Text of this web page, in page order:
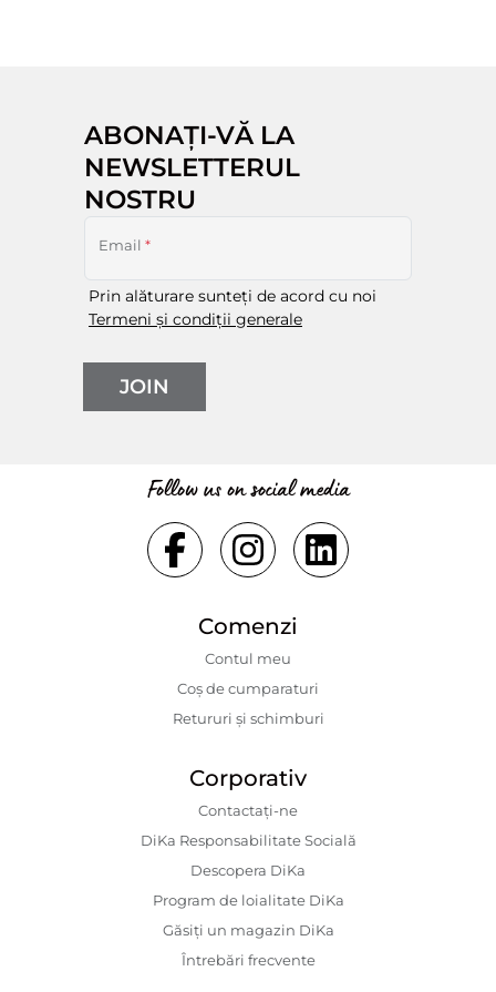
ABONAȚI-VĂ LA
NEWSLETTERUL
NOSTRU
Email *
Prin alăturare sunteți de acord cu noi
Termeni și condiții generale
JOIN
Follow us on social media
Comenzi
Contul meu
Coș de cumparaturi
Retururi și schimburi
Corporativ
Contactaţi-ne
DiKa Responsabilitate Socială
Descopera DiKa
Program de loialitate DiKa
Găsiți un magazin DiKa
Întrebări frecvente